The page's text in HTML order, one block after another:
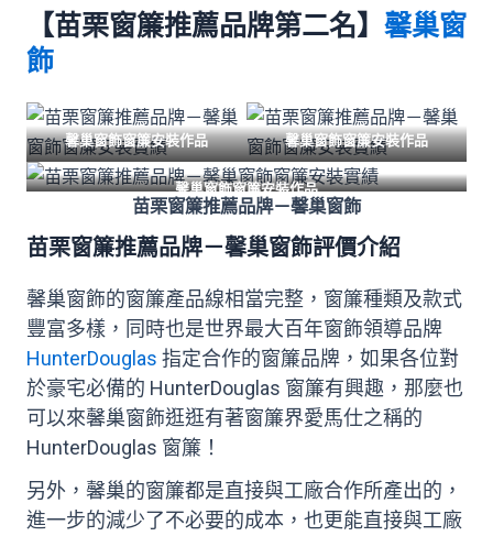
【苗栗窗簾推薦品牌第二名】 馨巢窗
飾
馨巢窗飾窗簾安裝作品 馨巢窗飾窗簾安裝作品
馨巢窗飾窗簾安裝作品
苗栗窗簾推薦品牌－馨巢窗飾
苗栗窗簾推薦品牌－馨巢窗飾評價介紹
馨巢窗飾的窗簾產品線相當完整，窗簾種類及款式
豐富多樣，同時也是世界最大百年窗飾領導品牌
HunterDouglas 指定合作的窗簾品牌，如果各位對
於豪宅必備的 HunterDouglas 窗簾有興趣，那麼也
可以來馨巢窗飾逛逛有著窗簾界愛馬仕之稱的
HunterDouglas 窗簾！
另外，馨巢的窗簾都是直接與工廠合作所產出的，
進一步的減少了不必要的成本，也更能直接與工廠